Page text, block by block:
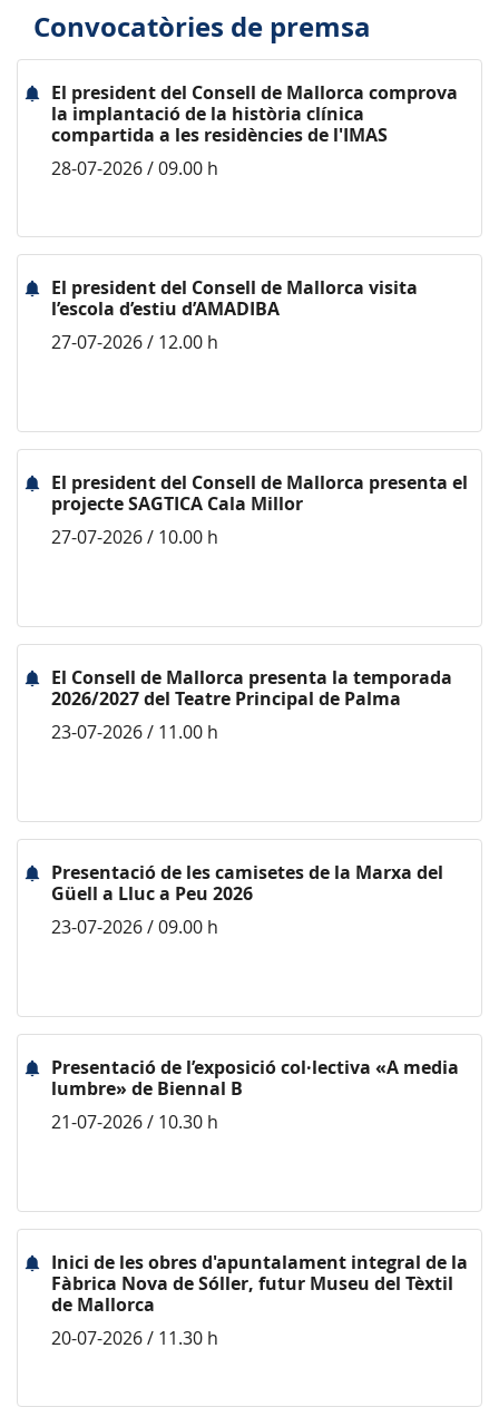
Convocatòries de premsa
El president del Consell de Mallorca comprova
la implantació de la història clínica
compartida a les residències de l'IMAS
28-07-2026 / 09.00 h
El president del Consell de Mallorca visita
l’escola d’estiu d’AMADIBA
27-07-2026 / 12.00 h
El president del Consell de Mallorca presenta el
projecte SAGTICA Cala Millor
27-07-2026 / 10.00 h
El Consell de Mallorca presenta la temporada
2026/2027 del Teatre Principal de Palma
23-07-2026 / 11.00 h
Presentació de les camisetes de la Marxa del
Güell a Lluc a Peu 2026
23-07-2026 / 09.00 h
Presentació de l’exposició col·lectiva «A media
lumbre» de Biennal B
21-07-2026 / 10.30 h
Inici de les obres d'apuntalament integral de la
Fàbrica Nova de Sóller, futur Museu del Tèxtil
de Mallorca
20-07-2026 / 11.30 h